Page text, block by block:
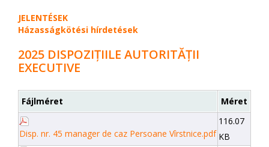
JELENTÉSEK
Házasságkötési hírdetések
2025 DISPOZIȚIILE AUTORITĂȚII
EXECUTIVE
Fájlméret Méret
Disp. nr. 45 manager de caz Persoane Vîrstnice.pdf
116.07
KB